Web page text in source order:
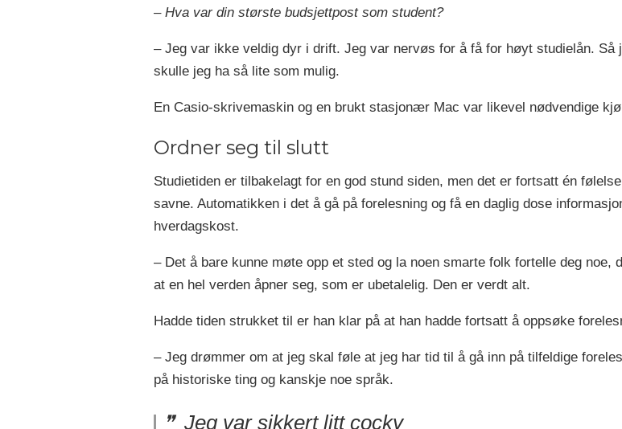
– Hva var din største budsjettpost som student?
– Jeg var ikke veldig dyr i drift. Jeg var nervøs for å få for høyt studielån. Så
skulle jeg ha så lite som mulig.
En Casio-skrivemaskin og en brukt stasjonær Mac var likevel nødvendige
Ordner seg til slutt
Studietiden er tilbakelagt for en god stund siden, men det er fortsatt én
savne. Automatikken i det å gå på forelesning og få en daglig dose
hverdagskost.
– Det å bare kunne møte opp et sted og la noen smarte folk fortelle deg
at en hel verden åpner seg, som er ubetalelig. Den er verdt alt.
Hadde tiden strukket til er han klar på at han hadde fortsatt å oppsøke
– Jeg drømmer om at jeg skal føle at jeg har tid til å gå inn på tilfeldige
på historiske ting og kanskje noe språk.
Jeg var sikkert litt cocky